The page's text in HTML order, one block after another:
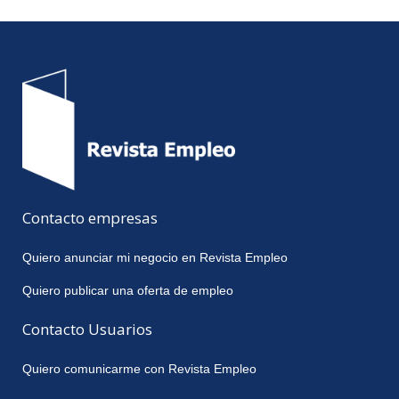
Contacto empresas
Quiero anunciar mi negocio en Revista Empleo
Quiero publicar una oferta de empleo
Contacto Usuarios
Quiero comunicarme con Revista Empleo